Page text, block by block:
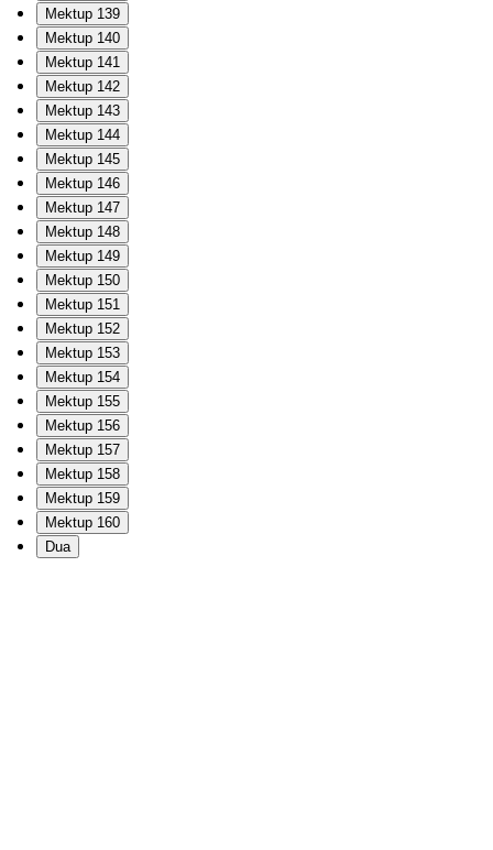
Mektup 139
Mektup 140
Mektup 141
Mektup 142
Mektup 143
Mektup 144
Mektup 145
Mektup 146
Mektup 147
Mektup 148
Mektup 149
Mektup 150
Mektup 151
Mektup 152
Mektup 153
Mektup 154
Mektup 155
Mektup 156
Mektup 157
Mektup 158
Mektup 159
Mektup 160
Dua